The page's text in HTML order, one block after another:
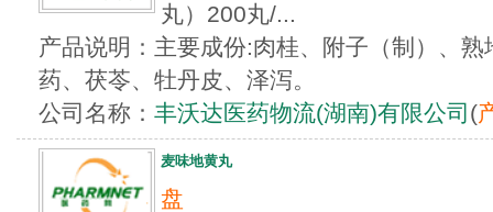
丸）200丸/...
产品说明：主要成份:肉桂、附子（制）、
药、茯苓、牡丹皮、泽泻。
公司名称： 丰沃达医药物流(湖南)有限公司 (
麦味地黄丸
盘